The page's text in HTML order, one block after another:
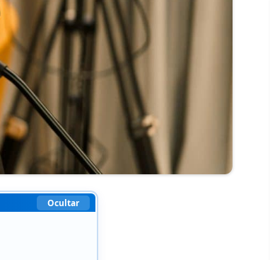
Ocultar